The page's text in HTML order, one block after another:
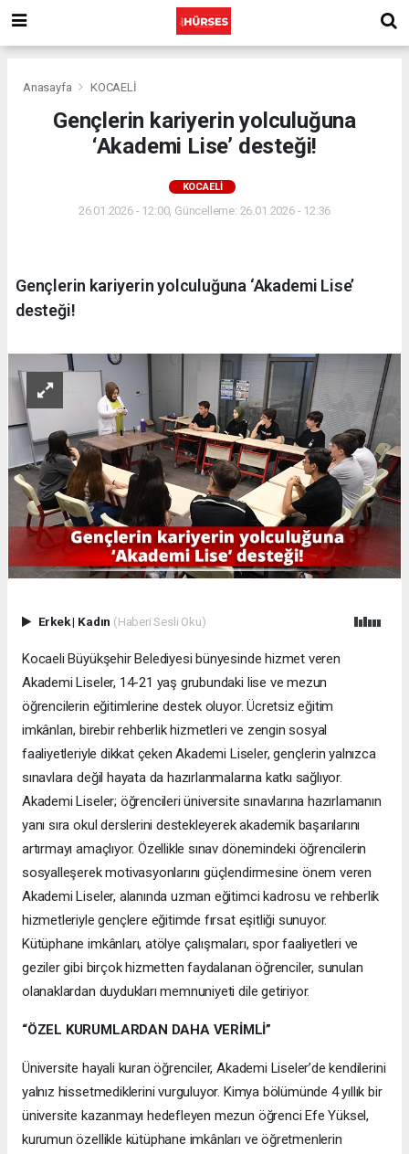
Anasayfa KOCAELİ
Gençlerin kariyerin yolculuğuna
‘Akademi Lise’ desteği!
KOCAELİ
26.01.2026 - 12:00, Güncelleme: 26.01.2026 - 12:36
Gençlerin kariyerin yolculuğuna ‘Akademi Lise’
desteği!
Erkek| Kadın (Haberi Sesli Oku)
Kocaeli Büyükşehir Belediyesi bünyesinde hizmet veren
Akademi Liseler, 14-21 yaş grubundaki lise ve mezun
öğrencilerin eğitimlerine destek oluyor. Ücretsiz eğitim
imkânları, birebir rehberlik hizmetleri ve zengin sosyal
faaliyetleriyle dikkat çeken Akademi Liseler, gençlerin yalnızca
sınavlara değil hayata da hazırlanmalarına katkı sağlıyor.
Akademi Liseler; öğrencileri üniversite sınavlarına hazırlamanın
yanı sıra okul derslerini destekleyerek akademik başarılarını
artırmayı amaçlıyor. Özellikle sınav dönemindeki öğrencilerin
sosyalleşerek motivasyonlarını güçlendirmesine önem veren
Akademi Liseler, alanında uzman eğitimci kadrosu ve rehberlik
hizmetleriyle gençlere eğitimde fırsat eşitliği sunuyor.
Kütüphane imkânları, atölye çalışmaları, spor faaliyetleri ve
geziler gibi birçok hizmetten faydalanan öğrenciler, sunulan
olanaklardan duydukları memnuniyeti dile getiriyor.
“ÖZEL KURUMLARDAN DAHA VERİMLİ”
Üniversite hayali kuran öğrenciler, Akademi Liseler’de kendilerini
yalnız hissetmediklerini vurguluyor. Kimya bölümünde 4 yıllık bir
üniversite kazanmayı hedefleyen mezun öğrenci Efe Yüksel,
kurumun özellikle kütüphane imkânları ve öğretmenlerin